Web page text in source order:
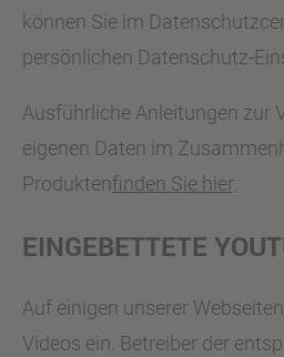
können Sie im
persönlichen Datenschutz-
Ausführliche Anleitungen zur
eigenen Daten im
Produktenfinden Sie hier.
EINGEBETTETE
Auf einigen unserer
Videos ein. Betreiber der